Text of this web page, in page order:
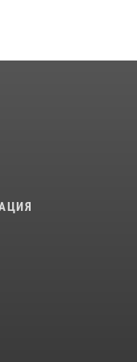
опыта